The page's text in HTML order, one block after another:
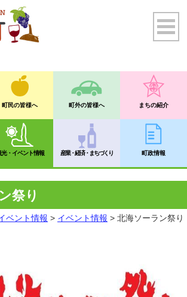
町民の皆様へ 町外の皆様へ まちの紹介
光・イベント情報 産業・経済・まちづくり 町政情報
祭り
ベント情報 > イベント情報 > 北海ソーラン祭り